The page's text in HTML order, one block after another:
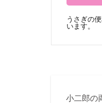
うさぎの
います。
小二郎の